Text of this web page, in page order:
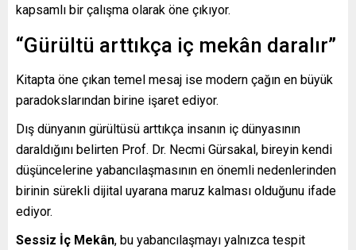
kapsamlı bir çalışma olarak öne çıkıyor.
“Gürültü arttıkça iç mekân daralır”
Kitapta öne çıkan temel mesaj ise modern çağın en büyük
paradokslarından birine işaret ediyor.
Dış dünyanın gürültüsü arttıkça insanın iç dünyasının
daraldığını belirten Prof. Dr. Necmi Gürsakal, bireyin kendi
düşüncelerine yabancılaşmasının en önemli nedenlerinden
birinin sürekli dijital uyarana maruz kalması olduğunu ifade
ediyor.
Sessiz İç Mekân, bu yabancılaşmayı yalnızca tespit